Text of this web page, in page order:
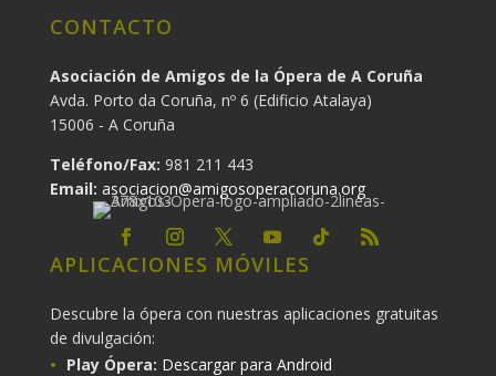
CONTACTO
Asociación de Amigos de la Ópera de A Coruña
Avda. Porto da Coruña, nº 6 (Edificio Atalaya)
15006 - A Coruña
Teléfono/Fax: 981 211 443
Email: asociacion@amigosoperacoruna.org
APLICACIONES MÓVILES
Descubre la ópera con nuestras aplicaciones gratuitas
de divulgación:
Play Ópera: Descargar para Android